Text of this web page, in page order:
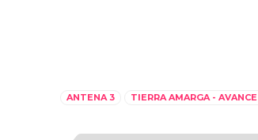
ANTENA 3 TIERRA AMARGA -